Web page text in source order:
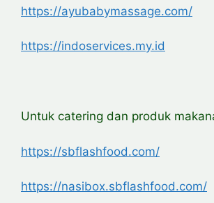
https://ayubabymassage.com/
https://indoservices.my.id
Untuk catering dan produk
https://sbflashfood.com/
https://nasibox.sbflashfood.com/